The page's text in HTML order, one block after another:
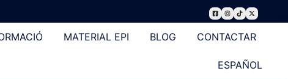
MATERIAL EPI BLOG CONTACTAR
ESPAÑOL